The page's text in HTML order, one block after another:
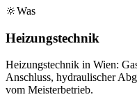
🔆Was
Heizungstechnik
Heizungstechnik in Wien:
Anschluss, hydraulischer
vom Meisterbetrieb.